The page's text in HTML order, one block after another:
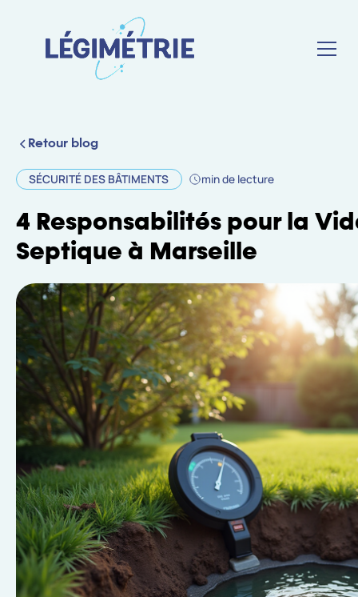
Retour blog
SÉCURITÉ DES BÂTIMENTS min de lecture
4 Responsabilités pour la
Septique à Marseille